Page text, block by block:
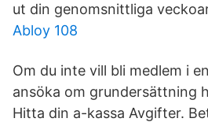
ut din genomsnittliga
Abloy 108
Om du inte vill bli medlem i
ansöka om grundersättning
Hitta din a-kassa Avgifter.